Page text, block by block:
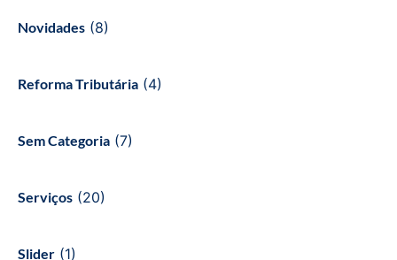
Novidades (8)
Reforma Tributária (4)
Sem Categoria (7)
Serviços (20)
Slider (1)